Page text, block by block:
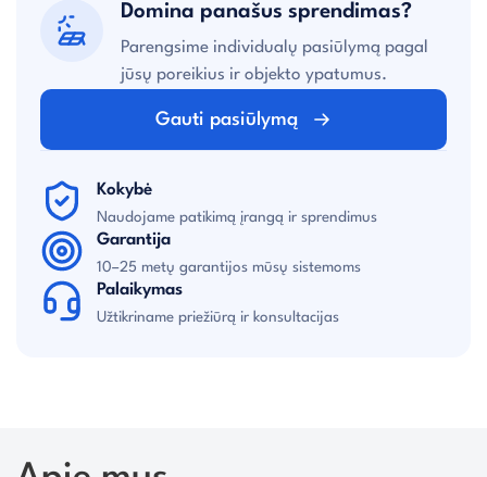
Domina panašus sprendimas?
Parengsime individualų pasiūlymą pagal
jūsų poreikius ir objekto ypatumus.
Gauti pasiūlymą
Kokybė
Naudojame patikimą įrangą ir sprendimus
Garantija
10–25 metų garantijos mūsų sistemoms
Palaikymas
Užtikriname priežiūrą ir konsultacijas